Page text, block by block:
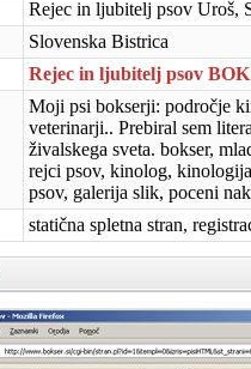
Rejec in ljubitelj psov Uroš,
Slovenska Bistrica
Rejec in ljubitelj psov
Moji psi bokserji: področje
veterinarji.. Prebiral sem
živalskega sveta. bokser,
rejci psov, kinolog,
psov, galerija slik, poceni
statična spletna stran,